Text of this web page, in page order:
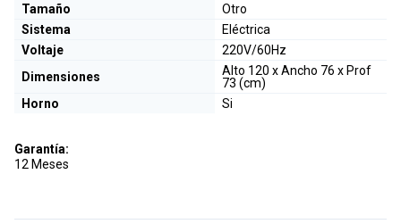
Tamaño
Otro
Sistema
Eléctrica
Voltaje
220V/60Hz
Dimensiones
Alto 120 x Ancho 76 x Prof
73 (cm)
Horno
Si
Garantía:
12 Meses